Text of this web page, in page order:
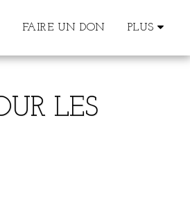
FAIRE UN DON PLUS
LES